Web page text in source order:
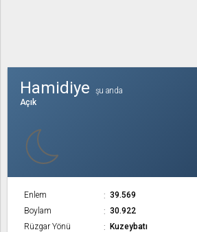
Hamidiye
şu anda
Açık
Enlem
39.569
Boylam
30.922
Rüzgar Yönü
Kuzeybatı